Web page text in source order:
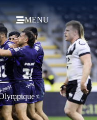
MENU